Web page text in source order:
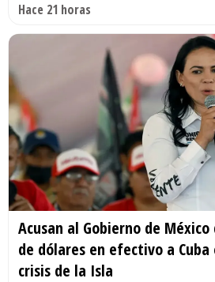
Hace 21 horas
Acusan al Gobierno de
de dólares en efectivo a
crisis de la Isla